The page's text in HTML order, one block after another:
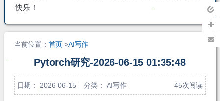
返回
主页
加关
快乐！
当前位置： 首页>AI写作
Pytorch研究-2026-06-15 01:35:48
日期： 2026-06-15 分类： AI写作 45次阅读